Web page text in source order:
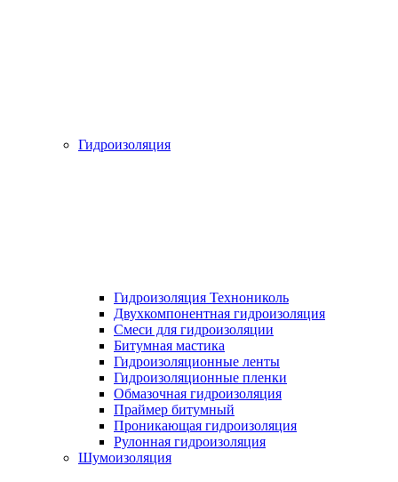
Гидроизоляция
Гидроизоляция Технониколь
Двухкомпонентная гидроизоляция
Смеси для гидроизоляции
Битумная мастика
Гидроизоляционные ленты
Гидроизоляционные пленки
Обмазочная гидроизоляция
Праймер битумный
Проникающая гидроизоляция
Рулонная гидроизоляция
Шумоизоляция